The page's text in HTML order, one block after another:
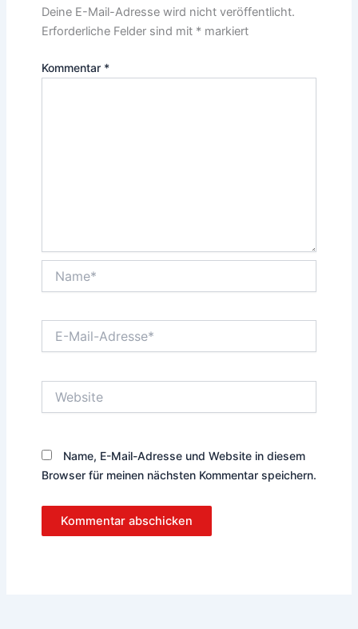
Deine E-Mail-Adresse wird nicht veröffentlicht.
Erforderliche Felder sind mit *markiert
Kommentar *
Mail-
Name, E-Mail-Adresse und Website in diesem
Browser für meinen nächsten Kommentar speichern.